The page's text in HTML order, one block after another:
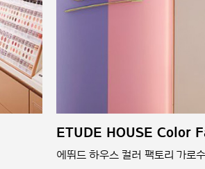
ETUDE HOUSE Color
에뛰드 하우스 컬러 팩토리 가로